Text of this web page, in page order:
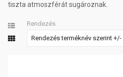
tiszta atmoszférát sugároznak.
Rendezés
Rendezés terméknév szerint +/-